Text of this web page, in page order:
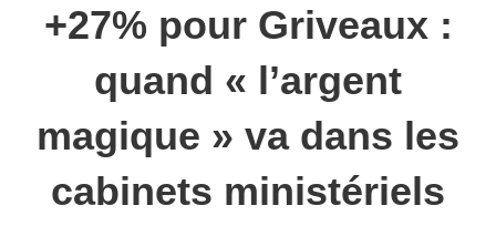
+27% pour Griveaux :
quand « l’argent
magique » va dans les
cabinets ministériels